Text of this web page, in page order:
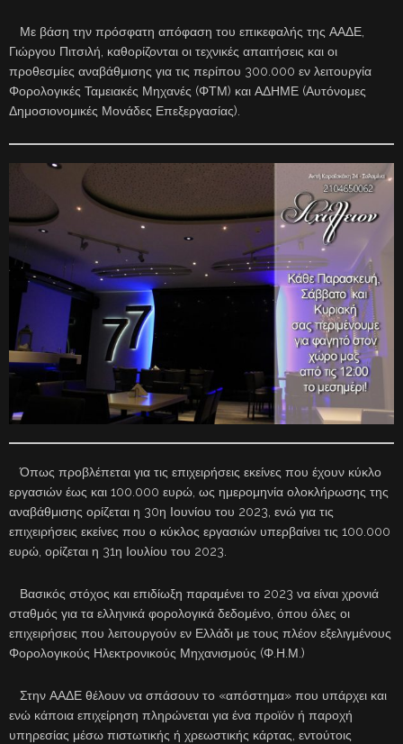
Με βάση την πρόσφατη απόφαση του επικεφαλής της ΑΑΔΕ,
Γιώργου Πιτσιλή, καθορίζονται οι τεχνικές απαιτήσεις και οι
προθεσμίες αναβάθμισης για τις περίπου 300.000 εν λειτουργία
Φορολογικές Ταμειακές Μηχανές (ΦΤΜ) και ΑΔΗΜΕ (Αυτόνομες
Δημοσιονομικές Μονάδες Επεξεργασίας).
Όπως προβλέπεται για τις επιχειρήσεις εκείνες που έχουν κύκλο
εργασιών έως και 100.000 ευρώ, ως ημερομηνία ολοκλήρωσης της
αναβάθμισης ορίζεται η 30η Ιουνίου του 2023, ενώ για τις
επιχειρήσεις εκείνες που ο κύκλος εργασιών υπερβαίνει τις 100.000
ευρώ, ορίζεται η 31η Ιουλίου του 2023.
Βασικός στόχος και επιδίωξη παραμένει το 2023 να είναι χρονιά
σταθμός για τα ελληνικά φορολογικά δεδομένο, όπου όλες οι
επιχειρήσεις που λειτουργούν εν Ελλάδι με τους πλέον εξελιγμένους
Φορολογικούς Ηλεκτρονικούς Μηχανισμούς (Φ.Η.Μ.)
Στην ΑΑΔΕ θέλουν να σπάσουν το «απόστημα» που υπάρχει και
ενώ κάποια επιχείρηση πληρώνεται για ένα προϊόν ή παροχή
υπηρεσίας μέσω πιστωτικής ή χρεωστικής κάρτας, εντούτοις